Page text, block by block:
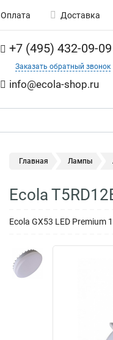
Оплата Доставка
+7 (495) 432-09-09
Заказать обратный звонок
info@ecola-shop.ru
Главная Лампы
Ecola
Ecola GX53 LED Premium